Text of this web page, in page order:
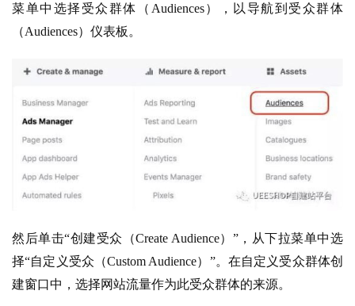
菜单中选择受众群体（Audiences），以导航到受众群体
（Audiences）仪表板。
然后单击“创建受众（Create Audience）”，从下拉菜单中选
择“自定义受众（Custom Audience）”。在自定义受众群体创
建窗口中，选择网站流量作为此受众群体的来源。